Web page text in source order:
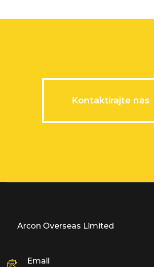
Kontaktirajte nas
Arcon Overseas Limited
Email